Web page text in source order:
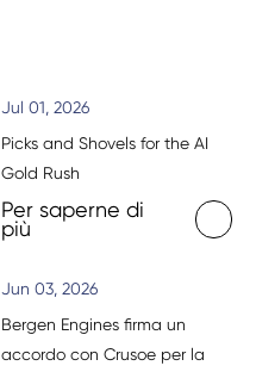
Jul 01, 2026
Picks and Shovels for the AI
Gold Rush
Per saperne di
più
Jun 03, 2026
Bergen Engines firma un
accordo con Crusoe per la